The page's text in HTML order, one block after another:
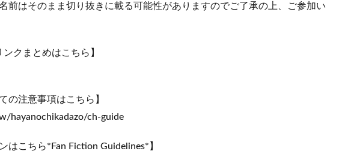
前はそのまま切り抜きに載る可能性がありますのでご了承の上、ご参加い
ンクまとめはこちら】
の注意事項はこちら】
hayanochikadazo/ch-guide
はこちら*Fan Fiction Guidelines*】